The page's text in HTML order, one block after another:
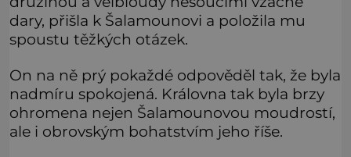
dary, přišla k Šalamounovi a položila mu
spoustu těžkých otázek.
On na ně prý pokaždé odpověděl tak, že byla
nadmíru spokojená. Královna tak byla brzy
ohromena nejen Šalamounovou moudrostí,
ale i obrovským bohatstvím jeho říše.